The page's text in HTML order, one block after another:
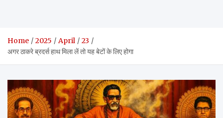
Home 2025 April
23
अगर ठाकरे ब्रदर्स हाथ मिला लें तो यह बेटों के लिए होगा